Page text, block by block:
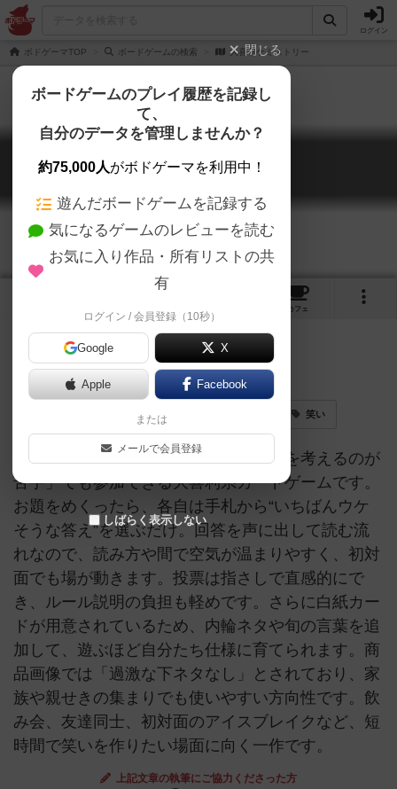
ログイン
ボドゲーマTOP ボードゲームの検索 大喜利ケミストリー
大喜利ケミストリー
O-giri Chemistry
カフェ
めくる！選ぶ！笑うだけ
大喜利 笑い
大喜利ケミストリーは、「面白いことを考えるのが
苦手」でも参加できる大喜利系カードゲームです。
お題をめくったら、各自は手札から“いちばんウケ
そうな答え”を選ぶだけ。回答を声に出して読む流
れなので、読み方や間で空気が温まりやすく、初対
面でも場が動きます。投票は指さしで直感的にで
き、ルール説明の負担も軽めです。さらに白紙カー
ドが用意されているため、内輪ネタや旬の言葉を追
加して、遊ぶほど自分たち仕様に育てられます。商
品画像では「過激な下ネタなし」とされており、家
族や親せきの集まりでも使いやすい方向性です。飲
み会、友達同士、初対面のアイスブレイクなど、短
時間で笑いを作りたい場面に向く一作です。
上記文章の執筆にご協力くださった方
閉じる
ボードゲームのプレイ履歴を記録し
て、
自分のデータを管理しませんか？
約75,000人がボドゲーマを利用中！
遊んだボードゲームを記録する
気になるゲームのレビューを読む
お気に入り作品・所有リストの共
有
ログイン / 会員登録（10秒）
Google X
Apple Facebook
または
メールで会員登録
しばらく表示しない